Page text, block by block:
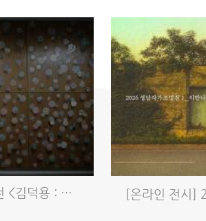
[온라인 전시] 2026 동시대미감전 <김덕용 : 빛과 결, 自生之美>